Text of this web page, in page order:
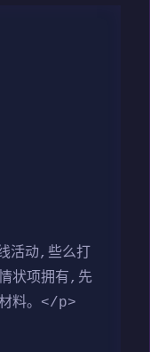
活动,些么打
状项拥有,先
料。</p>